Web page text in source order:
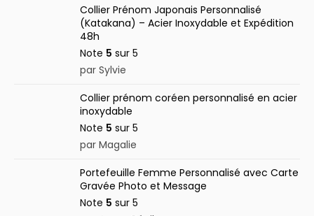
Collier Prénom Japonais Personnalisé
(Katakana) – Acier Inoxydable et Expédition
48h
Note 5 sur 5
par Sylvie
Collier prénom coréen personnalisé en acier
inoxydable
Note 5 sur 5
par Magalie
Portefeuille Femme Personnalisé avec Carte
Gravée Photo et Message
Note 5 sur 5